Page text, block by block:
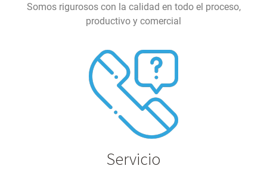
Somos rigurosos con la calidad en todo el proceso,
productivo y comercial
Servicio